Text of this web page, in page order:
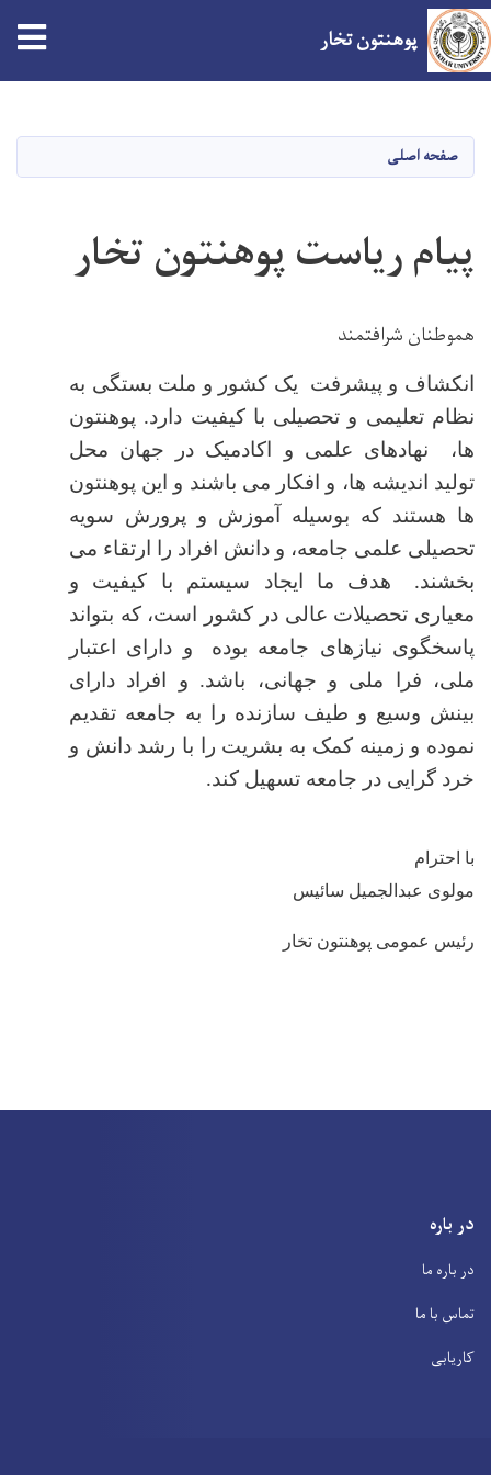
content
پوهنتون تخار
صفحه اصلی
پیام ریاست پوهنتون تخار
هموطنان شرافتمند
انکشاف و پیشرفت یک کشور و ملت بستگی به
نظام تعلیمی و تحصیلی با کیفیت دارد. پوهنتون
ها، نهادهای علمی و اکادمیک در جهان محل
تولید اندیشه ها، و افکار می باشند و این پوهنتون
ها هستند که بوسیله آموزش و پرورش سویه
تحصیلی علمی جامعه، و دانش افراد را ارتقاء می
بخشند.
هدف ما ایجاد سیستم با کیفیت و
معیاری تحصیلات عالی در کشور است، که بتواند
پاسخگوی نیازهای جامعه بوده
و دارای اعتبار
ملی، فرا ملی و جهانی، باشد. و افراد دارای
بینش وسیع و طیف سازنده را به جامعه تقدیم
نموده و زمینه کمک به بشریت را با رشد دانش و
خرد گرایی در جامعه تسهیل کند.
با احترام
مولوی عبدالجمیل سائیس
رئیس عمومی پوهنتون تخار
در باره
در باره ما
تماس با ما
کاریابی